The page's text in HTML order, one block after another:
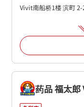
Vivit南船桥1楼滨町
药品 福太